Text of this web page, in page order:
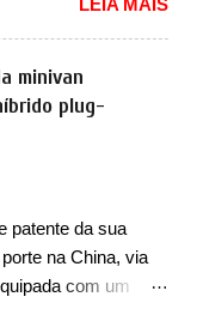
que estreou nos
"A Fiat Strada é
é uma verdadeira
Há alguns
brasileiro, algo
ganhando se
história, ela...
teaser de uma
dos seus menores
pertencente à linha
EV, lançado no
Sim, há menos
na dianteira e
da marca,
que essa
assim (o que
minivan
plug-
patente da sua
na China, via
com um